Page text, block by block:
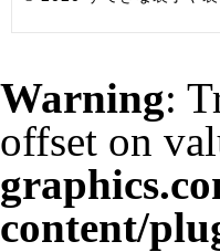
Warning:
offset on
content/